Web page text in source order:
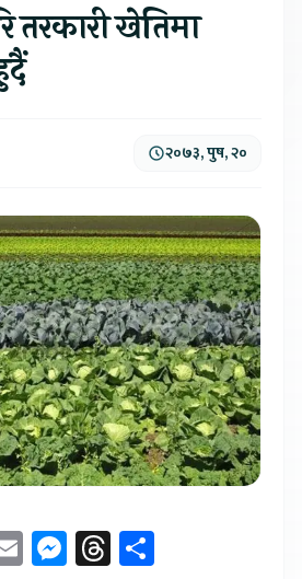
तरकारी खेतिमा
२०७३, पुष, २०
EmailMessenger
Threads